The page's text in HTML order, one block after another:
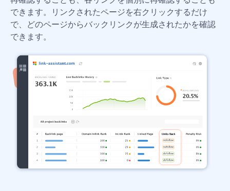
できます。リンクされたページを右クリックするだけ
で、どのページからバックリンクが生成されたかを確認
できます。